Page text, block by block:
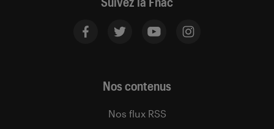
Nos contenus
Nos flux RSS